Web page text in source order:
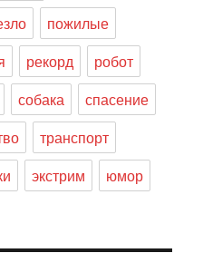
пожилые
рекорд
робот
собака
спасение
транспорт
экстрим юмор